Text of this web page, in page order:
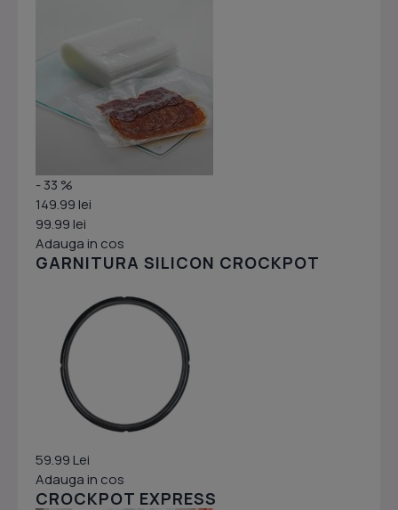
- 33 %
149.99 lei
99.99 lei
Adauga in cos
GARNITURA SILICON CROCKPOT
59.99 Lei
Adauga in cos
CROCKPOT EXPRESS